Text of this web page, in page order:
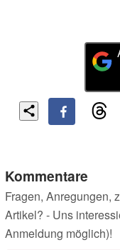
Kommentare
Fragen, Anregungen,
Artikel? - Uns
Anmeldung möglich)!